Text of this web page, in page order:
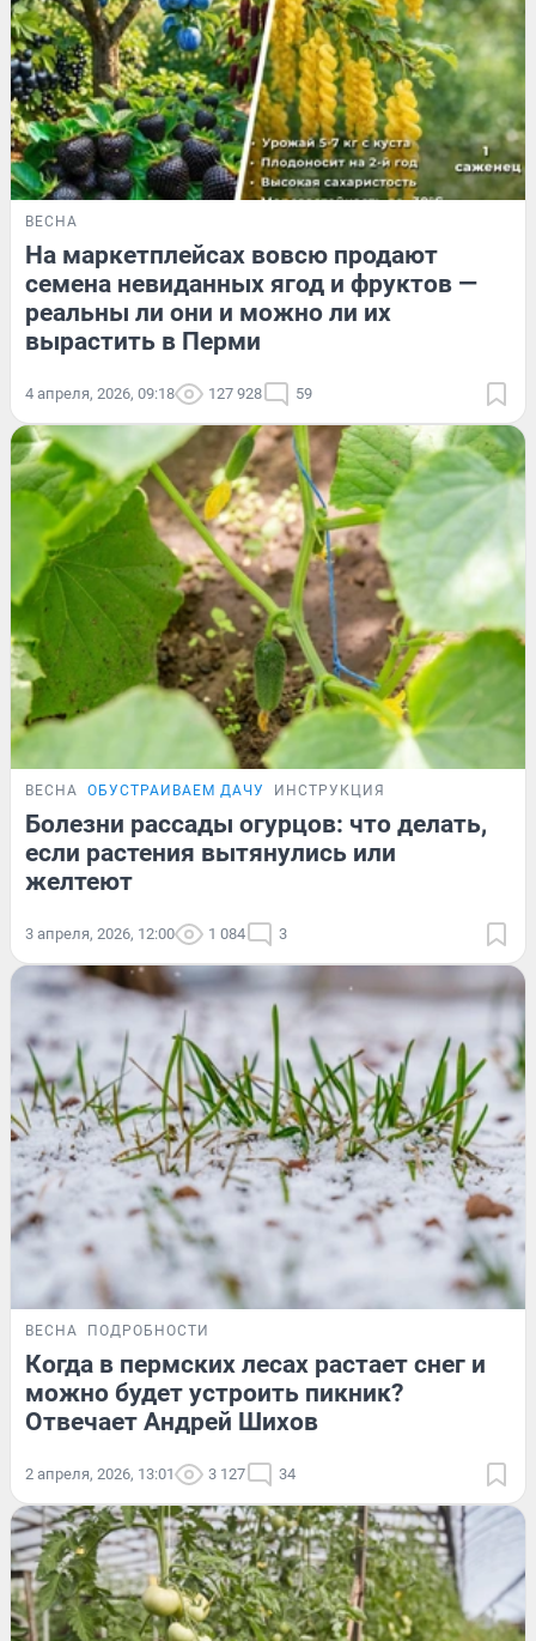
ВЕСНА
На маркетплейсах вовсю продают
семена невиданных ягод и фруктов —
реальны ли они и можно ли их
вырастить в Перми
4 апреля, 2026, 09:18 127 928 59
ВЕСНА ОБУСТРАИВАЕМ ДАЧУ ИНСТРУКЦИЯ
Болезни рассады огурцов: что делать,
если растения вытянулись или
желтеют
3 апреля, 2026, 12:00 1 084 3
ВЕСНА ПОДРОБНОСТИ
Когда в пермских лесах растает снег и
можно будет устроить пикник?
Отвечает Андрей Шихов
2 апреля, 2026, 13:01 3 127 34